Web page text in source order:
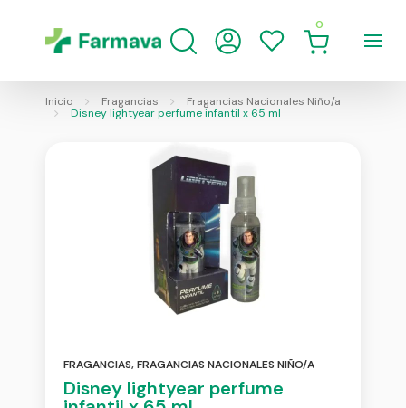
0
Inicio Fragancias
Fragancias Nacionales Niño/a
Disney lightyear perfume infantil x 65 ml
FRAGANCIAS,FRAGANCIAS NACIONALES NIÑO/A
Disney lightyear perfume